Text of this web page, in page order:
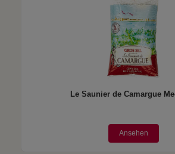
Le Saunier de Camargue
Ansehen